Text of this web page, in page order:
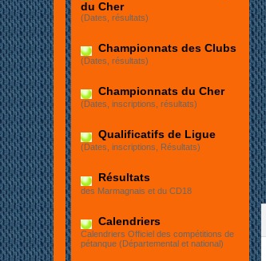
du Cher
(Dates, résultats)
Championnats des Clubs
(Dates, résultats)
Championnats du Cher
(Dates, inscriptions, résultats)
Qualificatifs de Ligue
(Dates, inscriptions, Résultats)
Résultats
des Marmagnais et du CD18
Calendriers
Calendriers Officiel des compétitions de
pétanque (Départemental et national)